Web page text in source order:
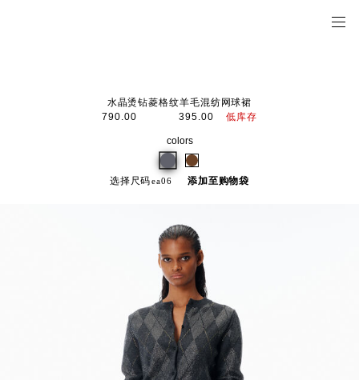
水晶烫钻菱格纹羊毛混纺网球裙
790.00
395.00 低库存
colors
选择尺码 添加至购物袋